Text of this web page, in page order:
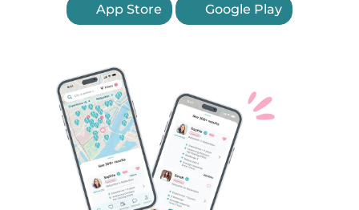
App Store Google Play